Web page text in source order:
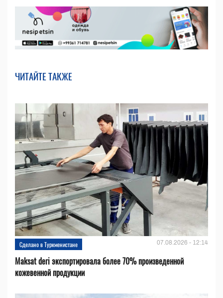
ЧИТАЙТЕ ТАКЖЕ
Сделано в Туркменистане 07.08.2026 - 12:14
Maksat deri экспортировала более 70% произведенной
кожевенной продукции